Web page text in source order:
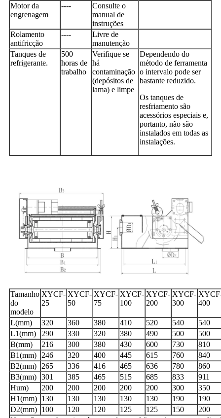
Motor da
engrenagem
----
Consulte o
manual de
instruções
Rolamento
antifricção
----
Livre de
manutenção
Tanques de
refrigerante.
500
horas de
trabalho
Verifique se
há
contaminação
(depósitos de
lama) e limpe
Dependendo do
método de ferramenta
o intervalo pode ser
bastante reduzido.
Os tanques de
resfriamento são
acessórios especiais e,
portanto, não são
instalados em todas as
instalações.
Tamanho
do
modelo
XYCF-
25
XYCF-
50
XYCF-
75
XYCF-
100
XYCF-
200
XYCF-
300
400
L(mm) 320 360 380 410 520 540
540
L1(mm)
290 330 320 380 490 500
500
B(mm)
216 300 380 430 600 730
810
B1(mm)
246 320 400 445 615 760
840
B2(mm)
265 336 416 465 636 780
860
B3(mm) 301 385 465 515 685 833
911
Hum)
200 200 200 200 200 300
350
H1(mm) 130 130 130 130 130 190
190
D2(mm) 100 120 120 125 125 150
200